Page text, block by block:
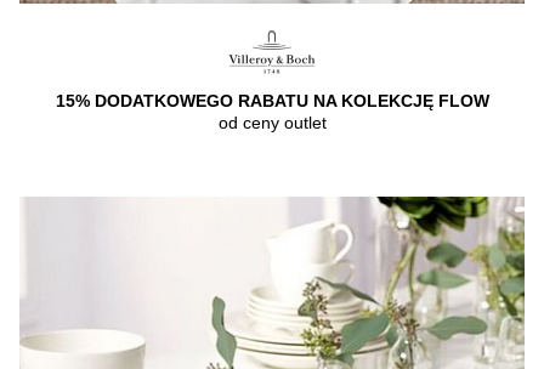
15% DODATKOWEGO RABATU NA KOLEKCJĘ FLOW
od ceny outlet